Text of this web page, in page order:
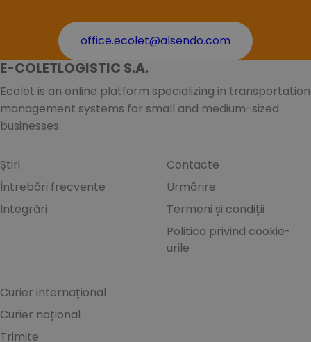
office.ecolet@alsendo.com
E-COLETLOGISTIC S.A.
Ecolet is an online platform specializing in transportation
management systems for small and medium-sized
businesses.
Știri
Întrebări frecvente
Integrări
Contacte
Urmărire
Termeni și condiții
Politica privind cookie-
urile
Curier internațional
Curier național
Trimite